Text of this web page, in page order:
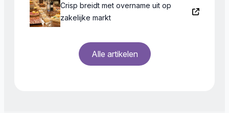
Crisp breidt met overname uit op
zakelijke markt
Alle artikelen